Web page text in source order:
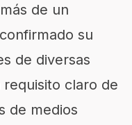
de un
su
de diversas
claro de
de medios